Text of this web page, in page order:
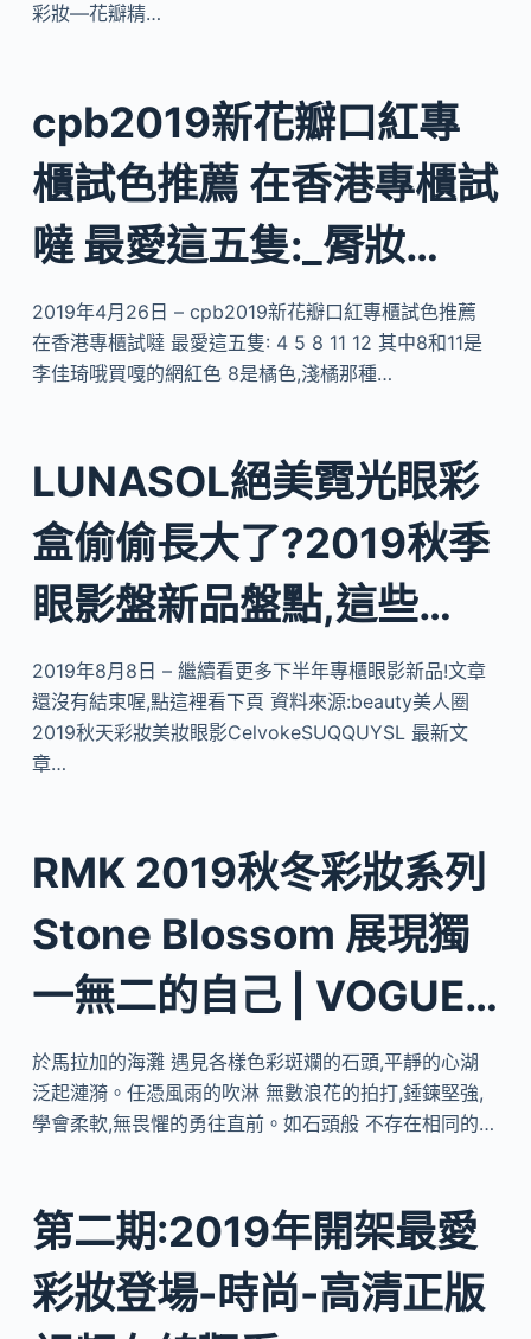
彩妝—花瓣精…
cpb2019新花瓣口紅專
櫃試色推薦 在香港專櫃試
噠 最愛這五隻:_脣妝…
2019年4月26日 – cpb2019新花瓣口紅專櫃試色推薦
在香港專櫃試噠 最愛這五隻: 4 5 8 11 12 其中8和11是
李佳琦哦買嘎的網紅色 8是橘色,淺橘那種…
LUNASOL絕美霓光眼彩
盒偷偷長大了?2019秋季
眼影盤新品盤點,這些…
2019年8月8日 – 繼續看更多下半年專櫃眼影新品!文章
還沒有結束喔,點這裡看下頁 資料來源:beauty美人圈
2019秋天彩妝美妝眼影CelvokeSUQQUYSL 最新文
章…
RMK 2019秋冬彩妝系列
Stone Blossom 展現獨
一無二的自己 | VOGUE…
於馬拉加的海灘 遇見各樣色彩斑斕的石頭,平靜的心湖
泛起漣漪。任憑風雨的吹淋 無數浪花的拍打,錘鍊堅強,
學會柔軟,無畏懼的勇往直前。如石頭般 不存在相同的…
第二期:2019年開架最愛
彩妝登場-時尚-高清正版